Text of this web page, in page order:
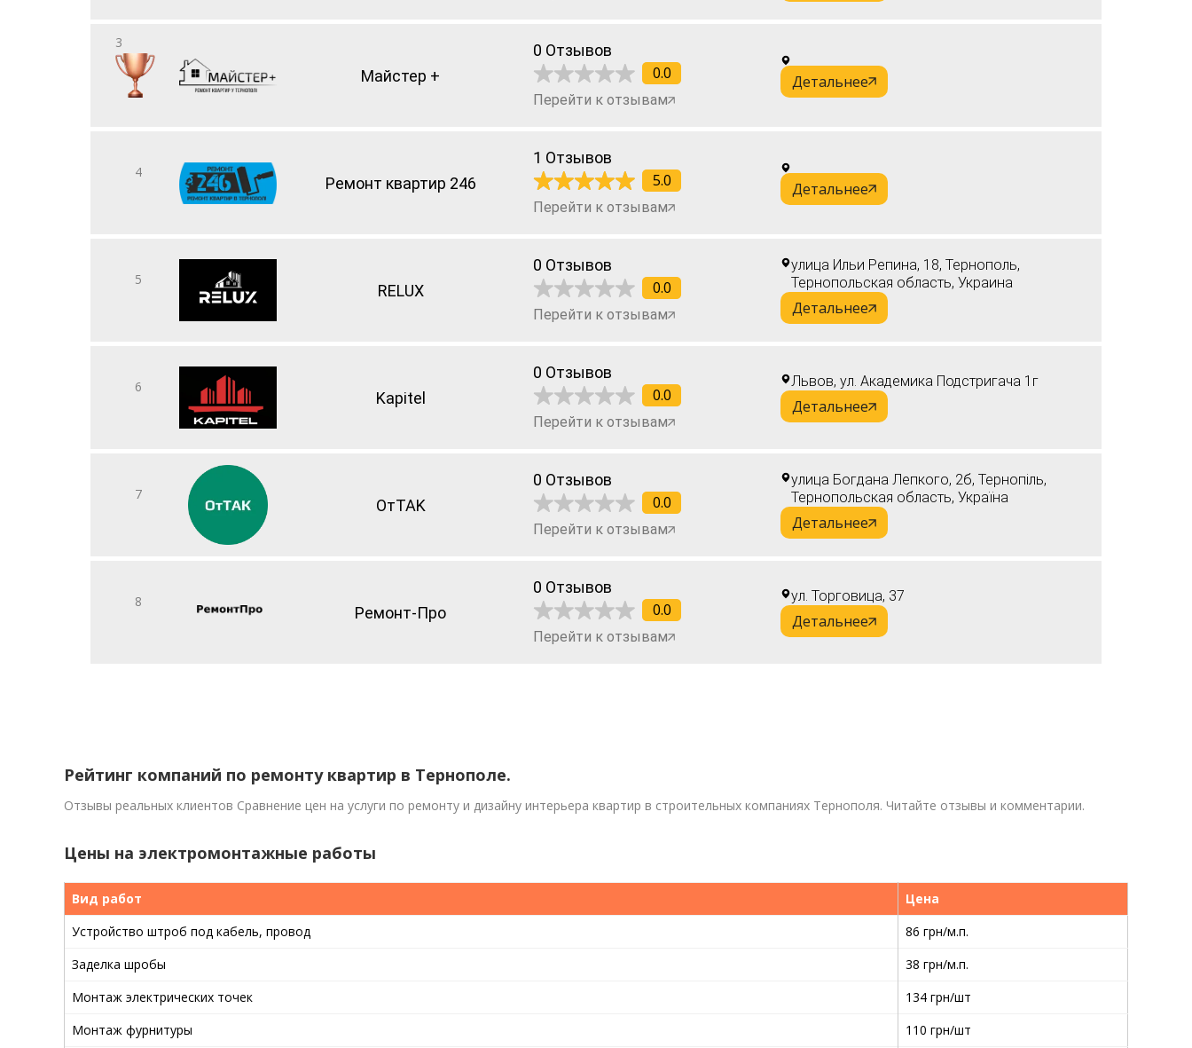
3
Майстер +
0 Отзывов
0.0
Перейти к отзывам
Детальнее
4
Ремонт квартир 246
1 Отзывов
5.0
Перейти к отзывам
Детальнее
5
RELUX
0 Отзывов
0.0
Перейти к отзывам
улица Ильи Репина, 18, Тернополь,
Тернопольская область, Украина
Детальнее
6
Kapitel
0 Отзывов
0.0
Перейти к отзывам
Львов, ул. Академика Подстригача 1г
Детальнее
7
OтTAK
0 Отзывов
0.0
Перейти к отзывам
улица Богдана Лепкого, 2б, Тернопіль,
Тернопольская область, Україна
Детальнее
8
Ремонт-Про
0 Отзывов
0.0
Перейти к отзывам
ул. Торговица, 37
Детальнее
Рейтинг компаний по ремонту квартир в Тернополе.
Отзывы реальных клиентов Сравнение цен на услуги по ремонту и дизайну интерьера квартир в строительных компаниях Тернополя. Читайте отзывы и комментарии.
Цены на электромонтажные работы
Вид работ
Цена
Устройство штроб под кабель, провод
86 грн/м.п.
Заделка шробы
38 грн/м.п.
Монтаж электрических точек
134 грн/шт
Монтаж фурнитуры
110 грн/шт